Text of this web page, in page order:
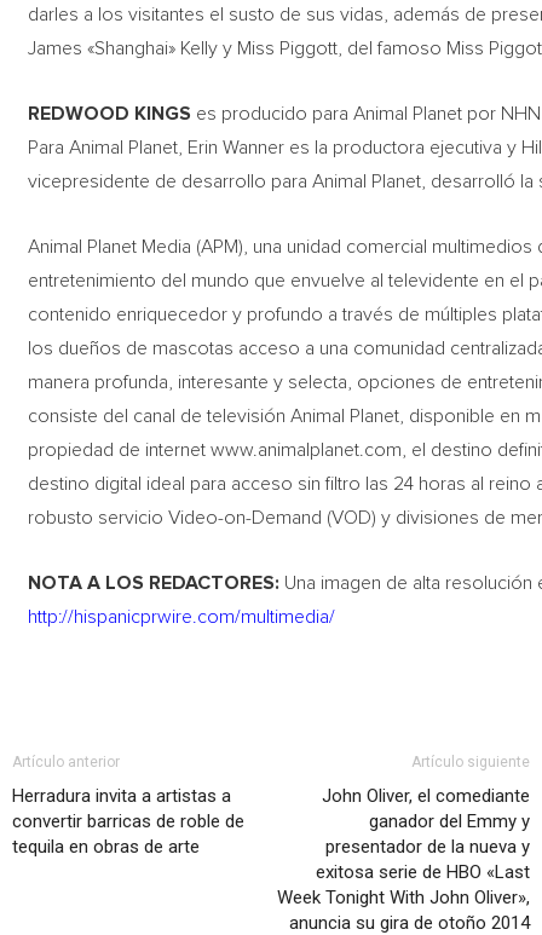
darles a los visitantes el susto de sus vidas, además de
James «Shanghai» Kelly y Miss Piggott, del famoso Miss
REDWOOD KINGS es producido para Animal Planet por
Para Animal Planet, Erin Wanner es la productora ejecutiva y
vicepresidente de desarrollo para Animal Planet, desarrolló la
Animal Planet Media (APM), una unidad comercial
entretenimiento del mundo que envuelve al televidente en el
contenido enriquecedor y profundo a través de múltiples
los dueños de mascotas acceso a una comunidad
manera profunda, interesante y selecta, opciones de
consiste del canal de televisión Animal Planet, disponible en
propiedad de internet www.animalplanet.com, el destino
destino digital ideal para acceso sin filtro las 24 horas al
robusto servicio Video-on-Demand (VOD) y divisiones de
NOTA A LOS REDACTORES: Una imagen de alta resolución
http://hispanicprwire.com/multimedia/
Artículo anterior
Herradura invita a artistas a
convertir barricas de roble de
tequila en obras de arte
Artículo siguiente
John Oliver, el comediante
ganador del Emmy y
presentador de la nueva y
exitosa serie de HBO «Last
Week Tonight With John Oliver»,
anuncia su gira de otoño 2014